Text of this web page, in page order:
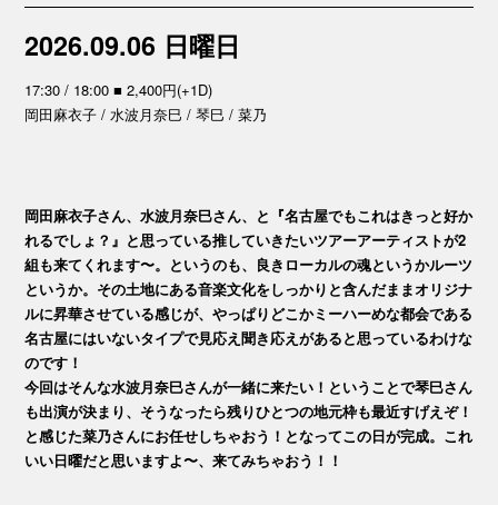
2026.09.06 日曜日
17:30 / 18:00 ■ 2,400円(+1D)
岡田麻衣子 / 水波月奈巳 / 琴巳 / 菜乃
岡田麻衣子さん、水波月奈巳さん、と『名古屋でもこれはきっと好か
れるでしょ？』と思っている推していきたいツアーアーティストが2
組も来てくれます〜。というのも、良きローカルの魂というかルーツ
というか。その土地にある音楽文化をしっかりと含んだままオリジナ
ルに昇華させている感じが、やっぱりどこかミーハーめな都会である
名古屋にはいないタイプで見応え聞き応えがあると思っているわけな
のです！
今回はそんな水波月奈巳さんが一緒に来たい！ということで琴巳さん
も出演が決まり、そうなったら残りひとつの地元枠も最近すげえぞ！
と感じた菜乃さんにお任せしちゃおう！となってこの日が完成。これ
いい日曜だと思いますよ〜、来てみちゃおう！！